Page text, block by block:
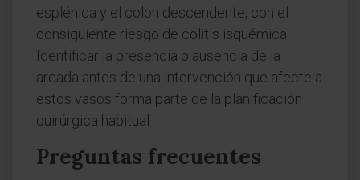
esplénica y el colon descendente, con el
consiguiente riesgo de colitis isquémica.
Identificar la presencia o ausencia de la
arcada antes de una intervención que afecte a
estos vasos forma parte de la planificación
quirúrgica habitual.
Preguntas frecuentes